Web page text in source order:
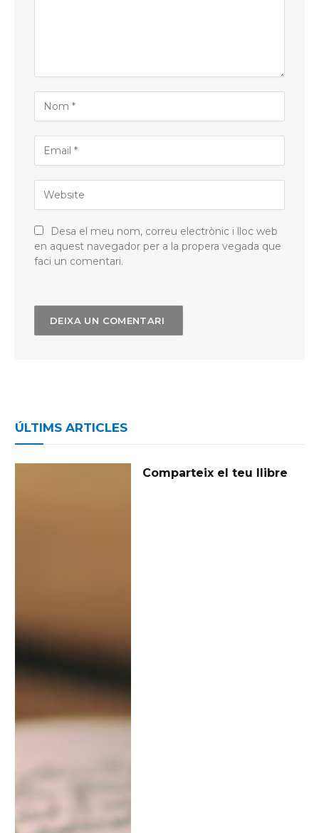
Desa el meu nom, correu electrònic i lloc web
en aquest navegador per a la propera vegada que
faci un comentari.
ÚLTIMS ARTICLES
Comparteix el teu llibre